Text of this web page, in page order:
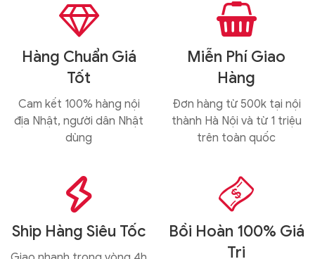

Hàng Chuẩn Giá
Tốt
Cam kết 100% hàng nội
địa Nhật, người dân Nhật
dùng

Miễn Phí Giao
Hàng
Đơn hàng từ 500k tại nội
thành Hà Nội và từ 1 triệu
trên toàn quốc

Ship Hàng Siêu Tốc

Bồi Hoàn 100% Giá
Trị